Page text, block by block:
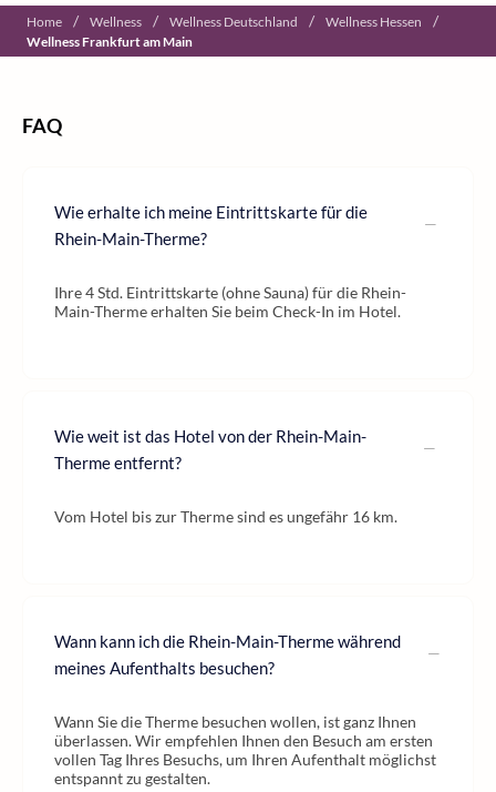
Home / Wellness / Wellness Deutschland / Wellness Hessen /
Wellness Frankfurt am Main
FAQ
Wie erhalte ich meine Eintrittskarte für die
Rhein-Main-Therme?
Ihre 4 Std. Eintrittskarte (ohne Sauna) für die Rhein-
Main-Therme erhalten Sie beim Check-In im Hotel.
Wie weit ist das Hotel von der Rhein-Main-
Therme entfernt?
Vom Hotel bis zur Therme sind es ungefähr 16 km.
Wann kann ich die Rhein-Main-Therme während
meines Aufenthalts besuchen?
Wann Sie die Therme besuchen wollen, ist ganz Ihnen
überlassen. Wir empfehlen Ihnen den Besuch am ersten
vollen Tag Ihres Besuchs, um Ihren Aufenthalt möglichst
entspannt zu gestalten.